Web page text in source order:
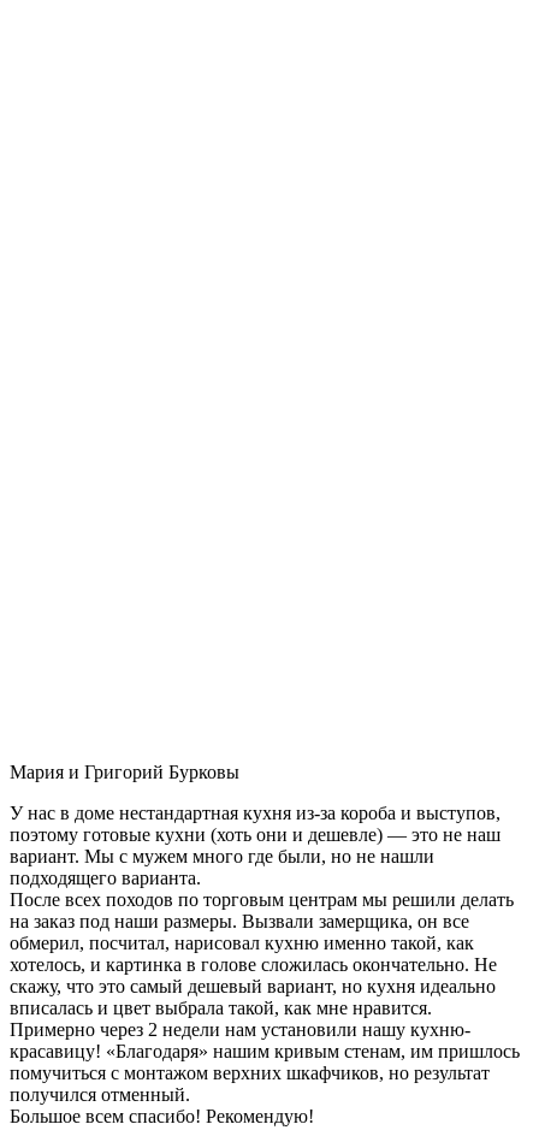
Мария и Григорий Бурковы
У нас в доме нестандартная кухня из-за короба и выступов,
поэтому готовые кухни (хоть они и дешевле) — это не наш
вариант. Мы с мужем много где были, но не нашли
подходящего варианта.
После всех походов по торговым центрам мы решили делать
на заказ под наши размеры. Вызвали замерщика, он все
обмерил, посчитал, нарисовал кухню именно такой, как
хотелось, и картинка в голове сложилась окончательно. Не
скажу, что это самый дешевый вариант, но кухня идеально
вписалась и цвет выбрала такой, как мне нравится.
Примерно через 2 недели нам установили нашу кухню-
красавицу! «Благодаря» нашим кривым стенам, им пришлось
помучиться с монтажом верхних шкафчиков, но результат
получился отменный.
Большое всем спасибо! Рекомендую!